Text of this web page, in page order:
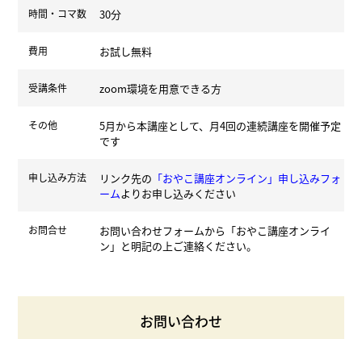
時間・コマ数 30分
費用 お試し無料
受講条件 zoom環境を用意できる方
その他
5月から本講座として、月4回の連続講座を開催予定
です
申し込み方法 リンク先の 「おやこ講座オンライン」申し込みフォ
ームよりお申し込みください
お問合せ
お問い合わせフォームから「おやこ講座オンライ
ン」と明記の上ご連絡ください。
お問い合わせ